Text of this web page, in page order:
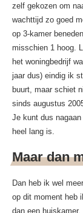
zelf gekozen om
wachttijd zo goed
op 3-kamer
misschien 1 hoog.
het woningbedrijf
jaar dus) eindig ik
buurt, maar schiet
sinds augustus
Je kunt dus
heel lang is.
Maar dan
Dan heb ik wel
op dit moment heb
dan een